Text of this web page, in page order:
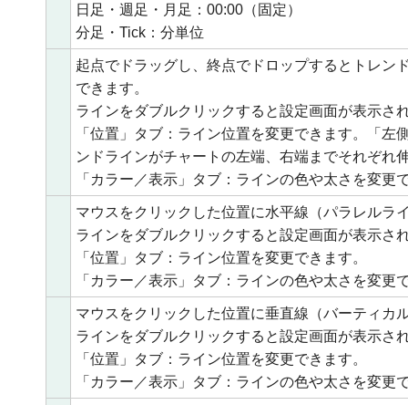
日足・週足・月足：00:00（固定）
分足・Tick：分単位
起点でドラッグし、終点でドロップするとトレン
できます。
ラインをダブルクリックすると設定画面が表示さ
「位置」タブ：ライン位置を変更できます。「
ンドラインがチャートの左端、右端までそれぞれ
「カラー／表示」タブ：ラインの色や太さを変更
マウスをクリックした位置に水平線（パラレルラ
ラインをダブルクリックすると設定画面が表示さ
「位置」タブ：ライン位置を変更できます。
「カラー／表示」タブ：ラインの色や太さを変更
マウスをクリックした位置に垂直線（バーティカ
ラインをダブルクリックすると設定画面が表示さ
「位置」タブ：ライン位置を変更できます。
「カラー／表示」タブ：ラインの色や太さを変更